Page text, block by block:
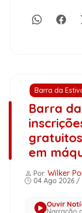
Barra da
Barra
em
Por: Wilker
04 Ago 2026 /
Ouvir